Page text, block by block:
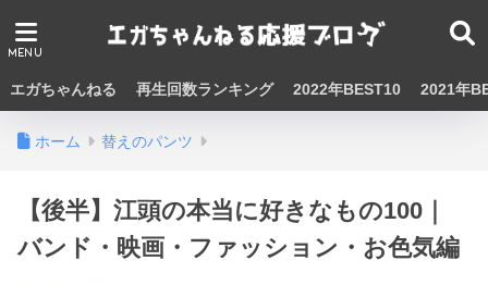
エガちゃんねる 再生回数ランキング 2022年BEST10 2021年
ホーム 替えのパンツ
【後半】江頭の本当に好きなもの100｜
バンド・映画・ファッション・お色気編